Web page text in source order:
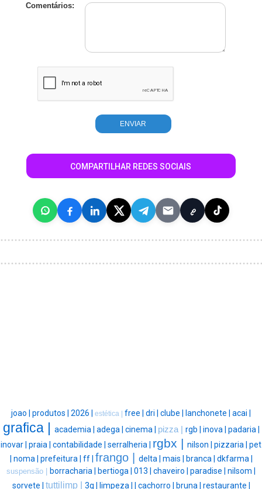
Comentários:
COMPARTILHAR REDES SOCIAIS
joao | produtos | 2026 | estética | free | dri | clube | lanchonete | acai |
grafica | academia | adega | cinema | pizza | rgb | inova | padaria |
inovar | praia | contabilidade | serralheria | rgbx | nilson | pizzaria | pet
noma | prefeitura | ff | frango | delta | mais | branca | dkfarma |
suspensão | borracharia | bertioga | 013 | chaveiro | paradise | nilsom |
sorvete | tuttilimp | 3g | limpeza | cachorro | bruna | restaurante |